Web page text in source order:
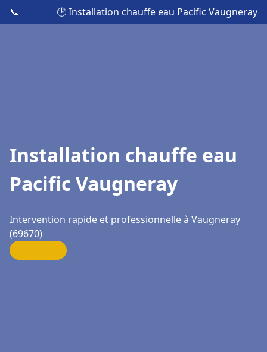
📞 🕒 Installation chauffe eau Pacific Vaugneray
Installation chauffe eau
Pacific Vaugneray
Intervention rapide et professionnelle à Vaugneray
(69670)